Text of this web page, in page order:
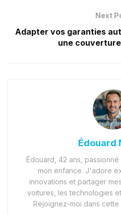
Next
Adapter vos garanties
une
Édouard
Édouard, 42 ans,
mon enfance. J'adore
innovations et partager
voitures, les technologies
Rejoignez-moi dans